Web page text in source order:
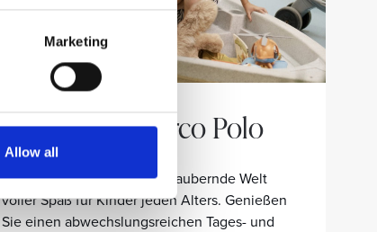
Marketing
Allow all
Kinderklub Marco Polo
Tauchen Sie ein in eine bezaubernde Welt
voller Spaß für Kinder jeden Alters. Genießen
Sie einen abwechslungsreichen Tages- und